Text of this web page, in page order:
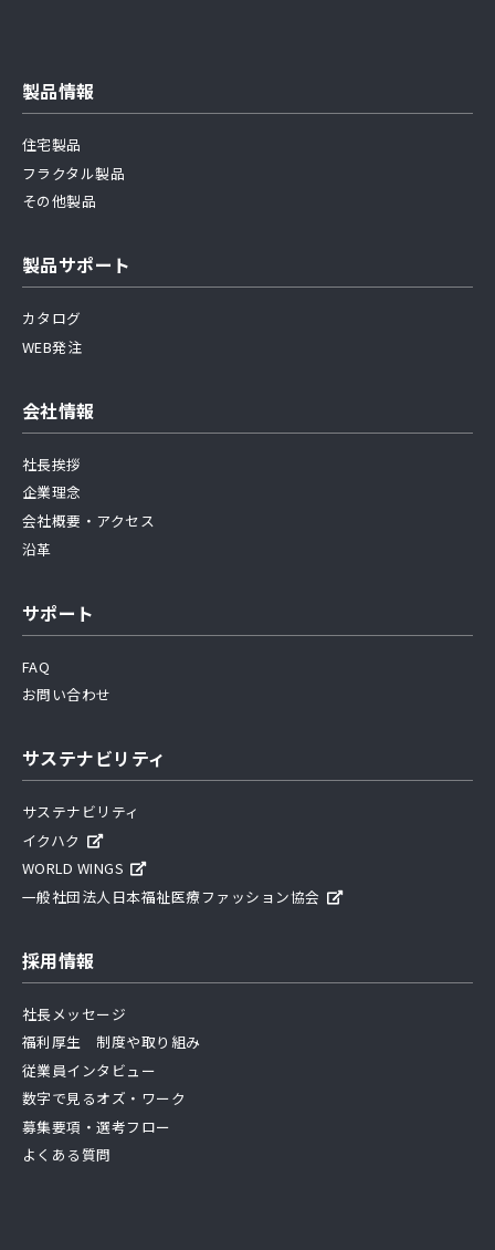
製品情報
住宅製品
フラクタル製品
その他製品
製品サポート
カタログ
WEB発注
会社情報
社長挨拶
企業理念
会社概要・アクセス
沿革
サポート
FAQ
お問い合わせ
サステナビリティ
サステナビリティ
イクハク
WORLD WINGS
一般社団法人日本福祉医療ファッション協会
採用情報
社長メッセージ
福利厚生 制度や取り組み
従業員インタビュー
数字で見るオズ・ワーク
募集要項・選考フロー
よくある質問